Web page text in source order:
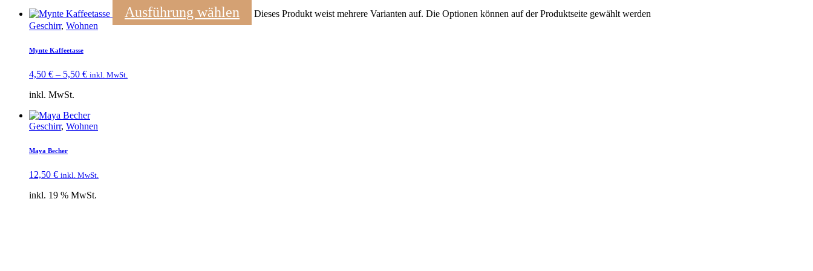
Ausführung wählen
Dieses Produkt weist mehrere Varianten auf. Die Optionen können auf der Produktseite gewählt werden
Geschirr, Wohnen
Mynte Kaffeetasse
4,50 € – 5,50 € inkl. MwSt.
inkl. MwSt.
Geschirr, Wohnen
Maya Becher
12,50 € inkl. MwSt.
inkl. 19 % MwSt.